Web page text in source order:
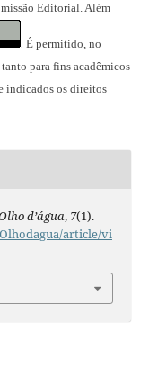
Editorial. Além
É permitido, no
para fins acadêmicos
indicados os direitos
d’água, 7(1).
article/vi